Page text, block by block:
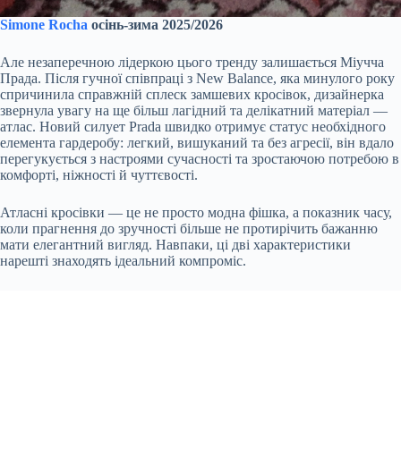
Simone Rocha осінь-зима 2025/2026
Але незаперечною лідеркою цього тренду залишається Міучча
Прада. Після гучної співпраці з New Balance, яка минулого року
спричинила справжній сплеск замшевих кросівок, дизайнерка
звернула увагу на ще більш лагідний та делікатний матеріал —
атлас. Новий силует Prada швидко отримує статус необхідного
елемента гардеробу: легкий, вишуканий та без агресії, він вдало
перегукується з настроями сучасності та зростаючою потребою в
комфорті, ніжності й чуттєвості.
Атласні кросівки — це не просто модна фішка, а показник часу,
коли прагнення до зручності більше не протирічить бажанню
мати елегантний вигляд. Навпаки, ці дві характеристики
нарешті знаходять ідеальний компроміс.